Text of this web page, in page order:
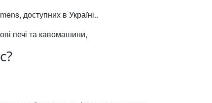
доступних в Україні..
печі та кавомашини,